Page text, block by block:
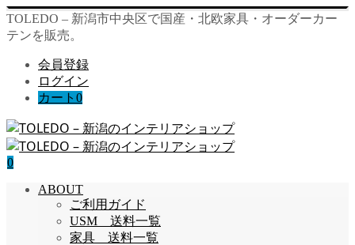
TOLEDO – 新潟市中央区で国産・北欧家具・オーダーカー
テンを販売。
会員登録
ログイン
カート 0
0
ABOUT
ご利用ガイド
USM 送料一覧
家具 送料一覧